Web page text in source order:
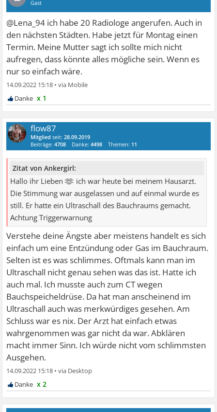
Gast
@Lena_94 ich habe 20 Radiologe angerufen. Auch in
den nächsten Städten. Habe jetzt für Montag einen
Termin. Meine Mutter sagt ich sollte mich nicht
aufregen, dass könnte alles mögliche sein. Wenn es
nur so einfach wäre.
14.09.2022 15:18 •
x 1
flow87
Mitglied seit:28.09.2019
Beiträge:4708 Danke:4498 Themen: 11
Zitat von Ankergirl:
Hallo ihr Lieben🫶 ich war heute bei meinem Hausarzt.
Die Stimmung war ausgelassen und auf einmal wurde es
still. Er hatte ein Ultraschall des Bauchraums gemacht.
Achtung Triggerwarnung
Verstehe deine Ängste aber meistens handelt es sich
einfach um eine Entzündung oder Gas im Bauchraum.
Selten ist es was schlimmes. Oftmals kann man im
Ultraschall nicht genau sehen was das ist. Hatte ich
auch mal. Ich musste auch zum CT wegen
Bauchspeicheldrüse. Da hat man anscheinend im
Ultraschall auch was merkwürdiges gesehen. Am
Schluss war es nix. Der Arzt hat einfach etwas
wahrgenommen was gar nicht da war. Abklären
macht immer Sinn. Ich würde nicht vom schlimmsten
Ausgehen.
14.09.2022 15:18 •
x 2